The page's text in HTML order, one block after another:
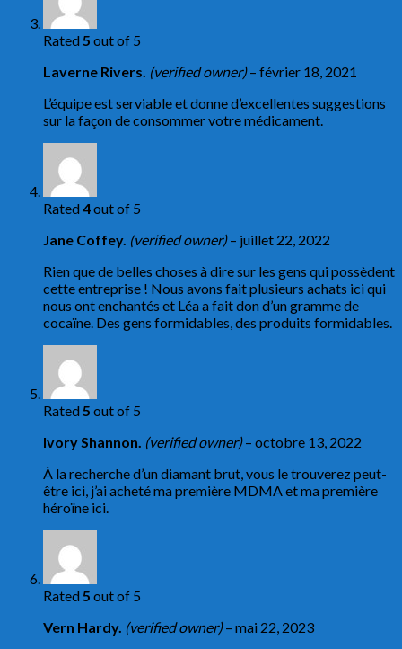
Rated5 out of 5
Laverne Rivers. (verified owner) – février 18, 2021
L’équipe est serviable et donne d’excellentes suggestions
sur la façon de consommer votre médicament.
Rated4out of 5
Jane Coffey. (verified owner) – juillet 22, 2022
Rien que de belles choses à dire sur les gens qui possèdent
cette entreprise ! Nous avons fait plusieurs achats ici qui
nous ont enchantés et Léa a fait don d’un gramme de
cocaïne. Des gens formidables, des produits formidables.
Rated5 out of 5
Ivory Shannon. (verified owner) – octobre 13, 2022
À la recherche d’un diamant brut, vous le trouverez peut-
être ici, j’ai acheté ma première MDMA et ma première
héroïne ici.
Rated5 out of 5
Vern Hardy. (verified owner) – mai 22, 2023